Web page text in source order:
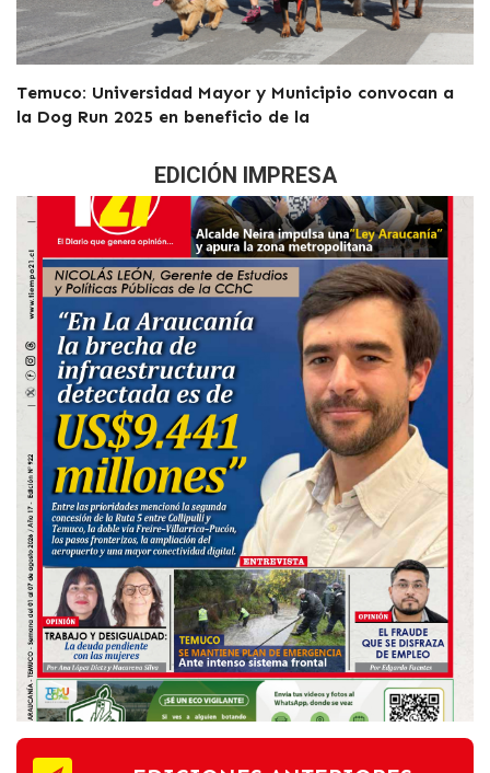
Temuco: Universidad Mayor y Municipio convocan a
la Dog Run 2025 en beneficio de la
EDICIÓN IMPRESA